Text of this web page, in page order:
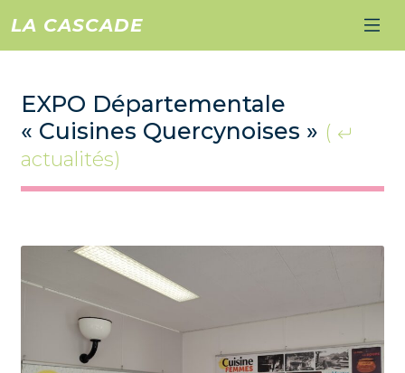
LA CASCADE
EXPO Départementale
« Cuisines Quercynoises » (
actualités)